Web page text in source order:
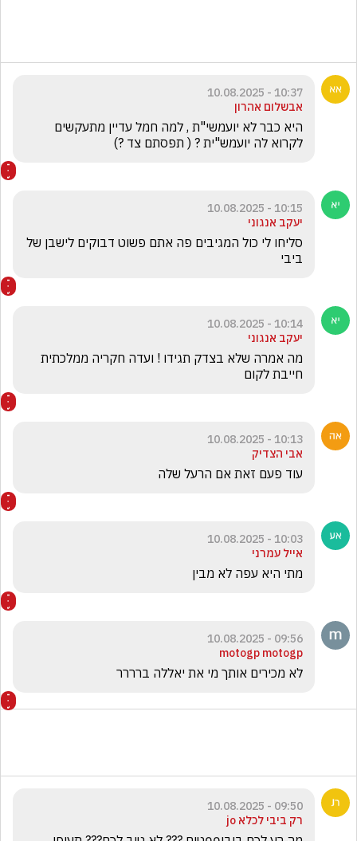
10:37 - 10.08.2025
אבשלום אהרון
לקרוא לה יועמש"ית ? ( תפסתם צד ?)
10:15 - 10.08.2025
יעקב אנגוני
ביבי
10:14 - 10.08.2025
יעקב אנגוני
חייבת לקום
10:13 - 10.08.2025
אבי הצדיק
עוד פעם זאת אם הרעל שלה
10:03 - 10.08.2025
אייל עמרני
מתי היא עפה לא מבין
09:56 - 10.08.2025
motogp motogp
לא מכירים אותך מי את יאללה ברררר
09:50 - 10.08.2025
רק ביבי לכלא jo